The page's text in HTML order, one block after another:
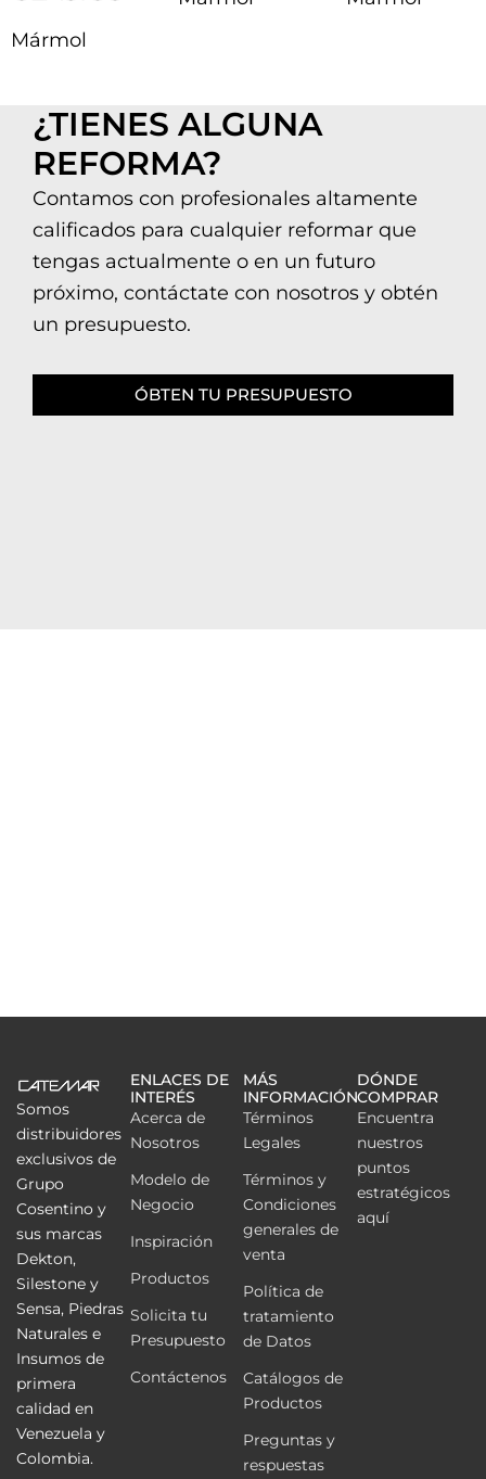
Mármol
¿TIENES ALGUNA
REFORMA?
Contamos con profesionales altamente
calificados para cualquier reformar que
tengas actualmente o en un futuro
próximo, contáctate con nosotros y obtén
un presupuesto.
ÓBTEN TU PRESUPUESTO
Somos
distribuidores
exclusivos de
Grupo
Cosentino y
sus marcas
Dekton,
Silestone y
Sensa, Piedras
Naturales e
Insumos de
primera
calidad en
Venezuela y
Colombia.
ENLACES DE
INTERÉS
Acerca de
Nosotros
Modelo de
Negocio
Inspiración
Productos
Solicita tu
Presupuesto
Contáctenos
MÁS
INFORMACIÓN
Términos
Legales
Términos y
Condiciones
generales de
venta
Política de
tratamiento
de Datos
Catálogos de
Productos
Preguntas y
respuestas
DÓNDE
COMPRAR
Encuentra
nuestros
puntos
estratégicos
aquí